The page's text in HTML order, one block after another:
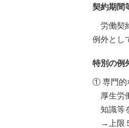
契約期間
労働契
例外とし
特別の例
① 専門的
厚生労
知識等
→上限